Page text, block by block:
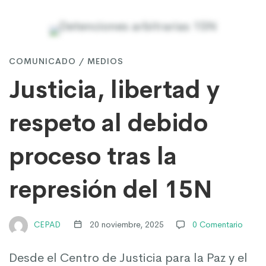
Justicia,
libertad
y
respeto
al
debido
COMUNICADO / MEDIOS
Justicia, libertad y
respeto al debido
proceso tras la
represión del 15N
CEPAD 20 noviembre, 2025 0 Comentario
Desde el Centro de Justicia para la Paz y el